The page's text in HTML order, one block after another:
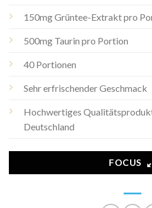
150mg Grüntee-Extrakt pro
500mg Taurin pro Portion
40 Portionen
Sehr erfrischender Geschmack
Hochwertiges
Deutschland
FOCUS